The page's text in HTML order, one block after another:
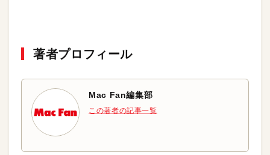
著者プロフィール
Mac Fan編集部
この著者の記事一覧